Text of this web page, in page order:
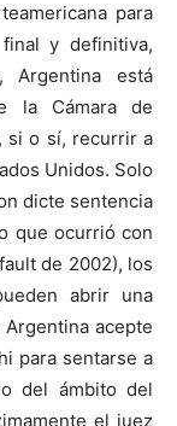
para
y definitiva,
Argentina está
la Cámara de
si o sí, recurrir a
Unidos. Solo
dicte sentencia
que ocurrió con
de 2002), los
abrir una
acepte
para sentarse a
del ámbito del
el juez